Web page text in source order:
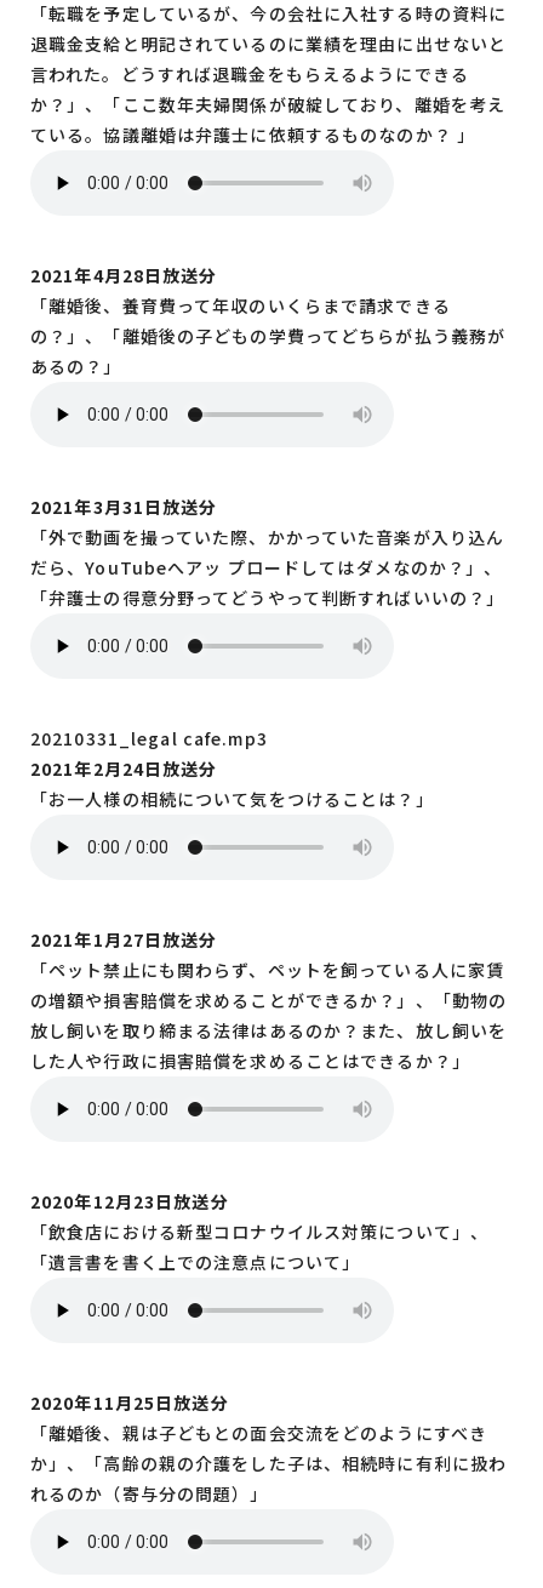
「転職を予定しているが、今の会社に入社する時の資料に
退職金支給と明記されているのに業績を理由に出せないと
言われた。どうすれば退職金をもらえるようにできる
か？」、「ここ数年夫婦関係が破綻しており、離婚を考え
ている。協議離婚は弁護士に依頼するものなのか？ 」
2021年4月28日放送分
「離婚後、養育費って年収のいくらまで請求できる
の？」、「離婚後の子どもの学費ってどちらが払う義務が
あるの？」
2021年3月31日放送分
「外で動画を撮っていた際、かかっていた音楽が入り込ん
だら、YouTubeへアッ プロードしてはダメなのか？」、
「弁護士の得意分野ってどうやって判断すればいいの？」
20210331_legal cafe.mp3
2021年2月24日放送分
「お一人様の相続について気をつけることは？」
2021年1月27日放送分
「ペット禁止にも関わらず、ペットを飼っている人に家賃
の増額や損害賠償を求めることができるか？」、「動物の
放し飼いを取り締まる法律はあるのか？また、放し飼いを
した人や行政に損害賠償を求めることはできるか？」
2020年12月23日放送分
「飲食店における新型コロナウイルス対策について」、
「遺言書を書く上での注意点について」
2020年11月25日放送分
「離婚後、親は子どもとの面会交流をどのようにすべき
か」、「高齢の親の介護をした子は、相続時に有利に扱わ
れるのか（寄与分の問題）」